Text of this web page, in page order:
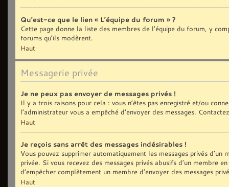
Qu’est-ce que le lien « L’équipe du forum » ?
Cette page donne la liste des membres de l’équipe du forum, y
forums qu’ils modèrent.
Haut
Messagerie privée
Je ne peux pas envoyer de messages privés !
Il y a trois raisons pour cela : vous n’êtes pas enregistré et/ou
l’administrateur vous a empêché d’envoyer des messages.
Haut
Je reçois sans arrêt des messages indésirables !
Vous pouvez supprimer automatiquement les messages privés
privée. Si vous recevez des messages privés abusifs d’un
d’empêcher complètement un membre d’envoyer des messages
Haut